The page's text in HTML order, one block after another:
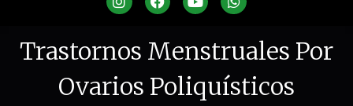
Trastornos Menstruales Por
Ovarios Poliquísticos